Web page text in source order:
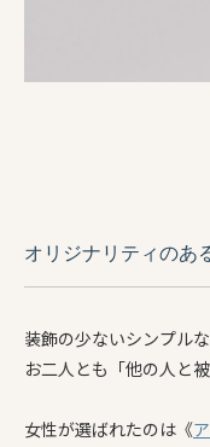
オリジナリティのあ
装飾の少ないシンプル
お二人とも「他の人と
女性が選ばれたのは《